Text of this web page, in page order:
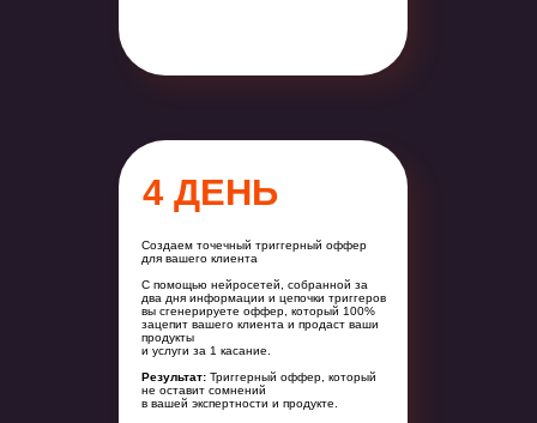
4 ДЕНЬ
Создаем точечный триггерный оффер
для вашего клиента
С помощью нейросетей, собранной за
два дня информации и цепочки триггеров
вы сгенерируете оффер, который 100%
зацепит вашего клиента и продаст ваши
продукты
и услуги за 1 касание.
Результат: Триггерный оффер, который
не оставит сомнений
в вашей экспертности и продукте.